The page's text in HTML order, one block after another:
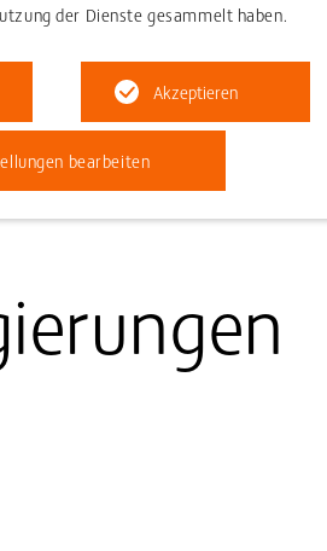
der Dienste gesammelt haben.
bearbeiten
Akzeptieren